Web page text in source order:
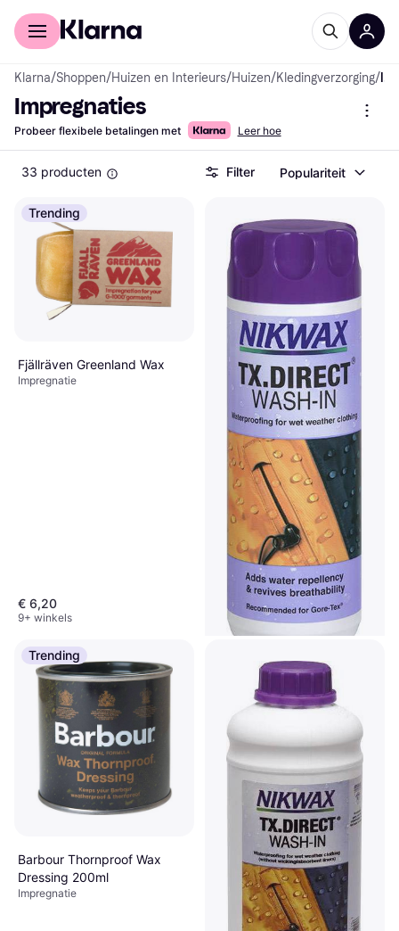
Voor shoppers
Klarna/Shoppen/Huizen en Interieurs/Huizen/Kledingverzorging/
Impregnaties
Probeer flexibele betalingen met Leer hoe
33 producten Filter Populariteit
Trending
Fjällräven Greenland Wax
Impregnatie
€ 6,20
9+ winkels
Nikwax TX-Direct wash-in,
Impregnatie
€ 11,95€ 39,83/L
Of 3 betalingen van € 3,98/mnd.
9+ winkels
Trending
Barbour Thornproof Wax
Dressing 200ml
Impregnatie